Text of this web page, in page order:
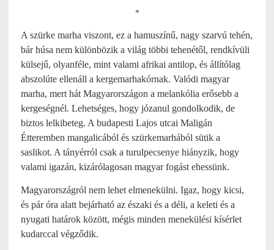
*
A szürke marha viszont, ez a hamuszínű, nagy szarvú tehén,
bár húsa nem különbözik a világ többi tehenétől, rendkívüli
külsejű, olyanféle, mint valami afrikai antilop, és állítólag
abszolúte ellenáll a kergemarhakórnak. Valódi magyar
marha, mert hát Magyarországon a melankólia erősebb a
kergeségnél. Lehetséges, hogy józanul gondolkodik, de
biztos lelkibeteg. A budapesti Lajos utcai Maligán
Étteremben mangalicából és szürkemarhából sütik a
saslikot. A tányérról csak a turulpecsenye hiányzik, hogy
valami igazán, kizárólagosan magyar fogást ehessünk.
Magyarországról nem lehet elmenekülni. Igaz, hogy kicsi,
és pár óra alatt bejárható az északi és a déli, a keleti és a
nyugati határok között, mégis minden menekülési kísérlet
kudarccal végződik.